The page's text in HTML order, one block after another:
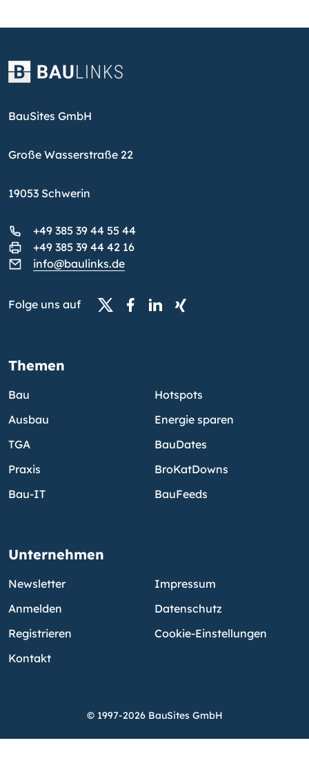
BauSites GmbH
Große Wasserstraße 22
19053 Schwerin
+49 385 39 44 55 44
+49 385 39 44 42 16
info@baulinks.de
Folge uns auf
Themen
Bau
Ausbau
TGA
Praxis
Bau-IT
Hotspots
Energie sparen
BauDates
BroKatDowns
BauFeeds
Unternehmen
Newsletter
Anmelden
Registrieren
Kontakt
Impressum
Datenschutz
Cookie-Einstellungen
© 1997-2026 BauSites GmbH